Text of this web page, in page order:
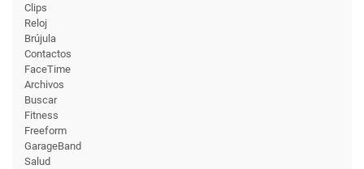
Clips
Reloj
Brújula
Contactos
FaceTime
Archivos
Buscar
Fitness
Freeform
GarageBand
Salud